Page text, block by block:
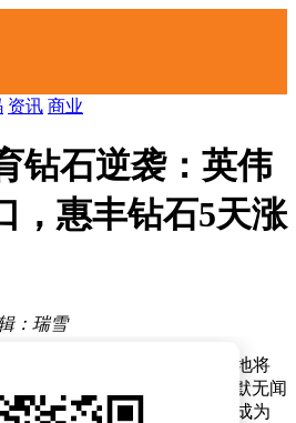
资讯 商业
钻石逆袭：英伟
，惠丰钻石5天涨
：瑞雪
散热革命，而这场变革意外地将
口浪尖。曾经在珠宝市场默默无闻
散热需求激增而备受关注，成为